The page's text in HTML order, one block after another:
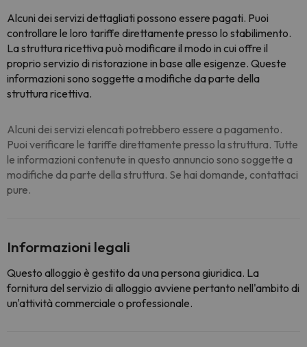
Alcuni dei servizi dettagliati possono essere pagati. Puoi
controllare le loro tariffe direttamente presso lo stabilimento.
La struttura ricettiva può modificare il modo in cui offre il
proprio servizio di ristorazione in base alle esigenze. Queste
informazioni sono soggette a modifiche da parte della
struttura ricettiva.
Alcuni dei servizi elencati potrebbero essere a pagamento.
Puoi verificare le tariffe direttamente presso la struttura. Tutte
le informazioni contenute in questo annuncio sono soggette a
modifiche da parte della struttura. Se hai domande, contattaci
pure.
Informazioni legali
Questo alloggio è gestito da una persona giuridica. La
fornitura del servizio di alloggio avviene pertanto nell'ambito di
un'attività commerciale o professionale.